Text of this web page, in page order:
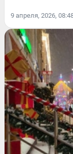
9 апреля, 2026,